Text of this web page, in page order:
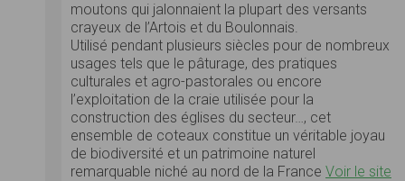
moutons qui jalonnaient la plupart des versants
crayeux de l’Artois et du Boulonnais.
Utilisé pendant plusieurs siècles pour de nombreux
usages tels que le pâturage, des pratiques
culturales et agro-pastorales ou encore
l’exploitation de la craie utilisée pour la
construction des églises du secteur…, cet
ensemble de coteaux constitue un véritable joyau
de biodiversité et un patrimoine naturel
remarquable niché au nord de la France Voir le site